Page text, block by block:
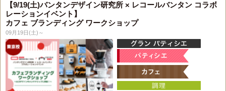
【9/19(土)バンタンデザイン研究所 × レコールバンタン コラボ
レーションイベント】
カフェ ブランディング ワークショップ
09月19日(土)～